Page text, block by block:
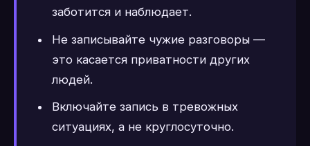
заботится и наблюдает.
Не записывайте чужие разговоры —
это касается приватности других
людей.
Включайте запись в тревожных
ситуациях, а не круглосуточно.